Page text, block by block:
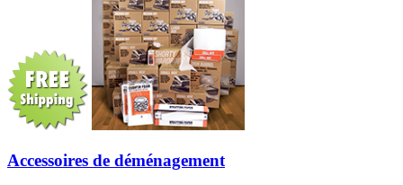
Accessoires de déménagement